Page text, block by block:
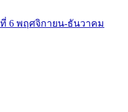
6 พฤศจิกายน-ธันวาคม